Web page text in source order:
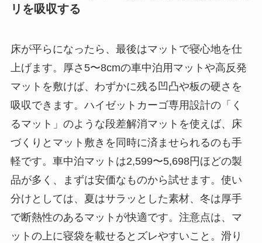
リを吸収する
床が平らになったら、最後はマットで寝心地を仕
上げます。厚さ5〜8cmの車中泊用マットや高反発
マットを敷けば、わずかに残る凹凸や板の硬さを
吸収できます。ハイゼットカーゴ専用設計の「く
るマット」のような段差解消マットを使えば、床
づくりとマット敷きを同時に済ませられるのも手
軽です。車中泊マットは2,599〜5,698円ほどの製
品が多く、まずは安価なものから試せます。使い
分けとしては、夏はサラッとした素材、冬は厚手
で断熱性のあるマットが快適です。注意点は、マ
ットの上に寝袋を載せるとズレやすいこと。滑り